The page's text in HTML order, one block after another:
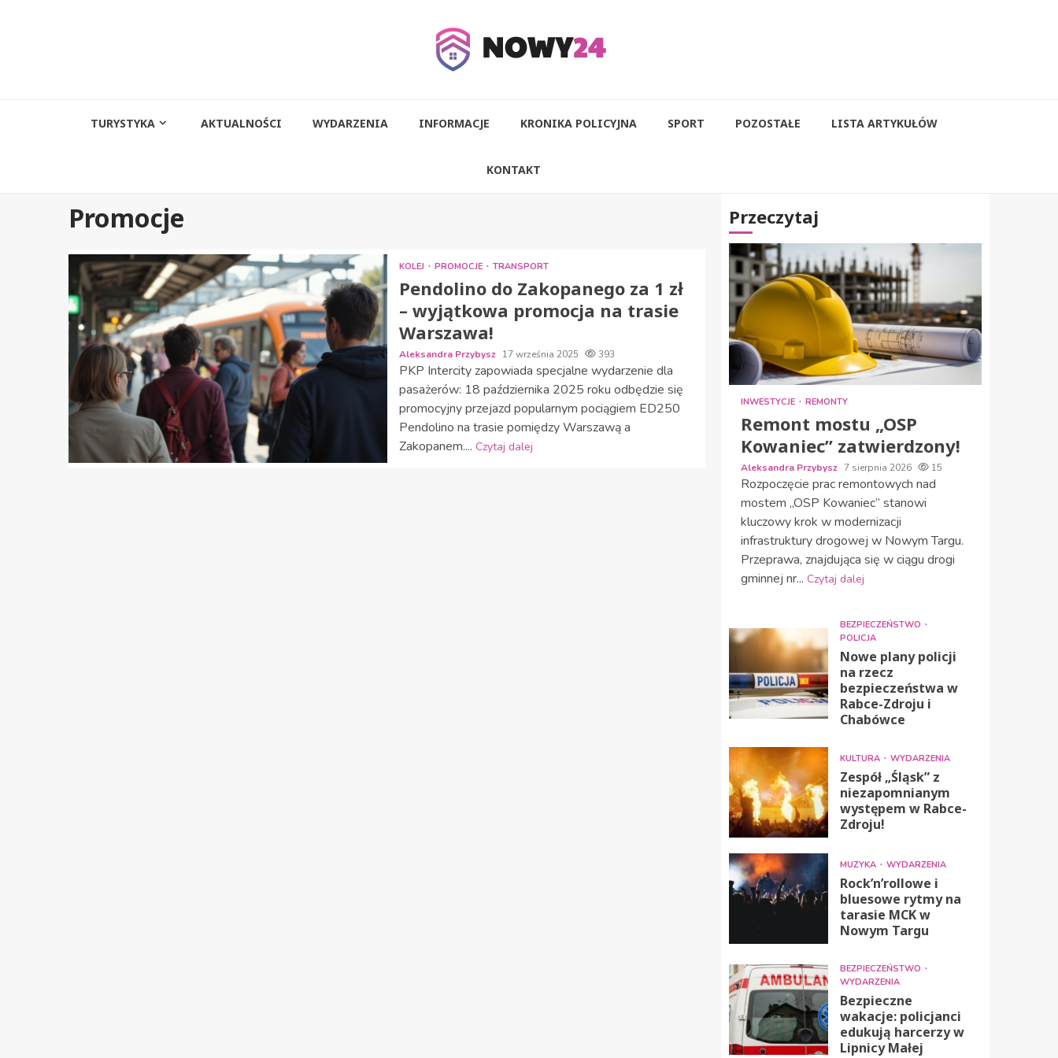
TURYSTYKA AKTUALNOŚCI WYDARZENIA INFORMACJE KRONIKA POLICYJNA SPORT POZOSTAŁE LISTA ARTYKUŁÓW
KONTAKT
Promocje
KOLEJ PROMOCJE TRANSPORT
Pendolino do Zakopanego za 1 zł
– wyjątkowa promocja na trasie
Warszawa!
Aleksandra Przybysz 17 września 2025 393
PKP Intercity zapowiada specjalne wydarzenie dla
pasażerów: 18 października 2025 roku odbędzie się
promocyjny przejazd popularnym pociągiem ED250
Pendolino na trasie pomiędzy Warszawą a
Zakopanem.... Czytaj dalej
Przeczytaj
INWESTYCJE REMONTY
Remont mostu „OSP
Kowaniec” zatwierdzony!
Aleksandra Przybysz 7 sierpnia 2026 15
Rozpoczęcie prac remontowych nad
mostem „OSP Kowaniec” stanowi
kluczowy krok w modernizacji
infrastruktury drogowej w Nowym Targu.
Przeprawa, znajdująca się w ciągu drogi
gminnej nr... Czytaj dalej
BEZPIECZEŃSTWO
POLICJA
Nowe plany policji
na rzecz
bezpieczeństwa w
Rabce-Zdroju i
Chabówce
KULTURA WYDARZENIA
Zespół „Śląsk” z
niezapomnianym
występem w Rabce-
Zdroju!
MUZYKA WYDARZENIA
Rock’n’rollowe i
bluesowe rytmy na
tarasie MCK w
Nowym Targu
BEZPIECZEŃSTWO
WYDARZENIA
Bezpieczne
wakacje: policjanci
edukują harcerzy w
Lipnicy Małej